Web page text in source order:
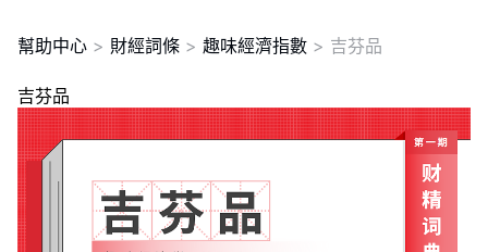
要聞
快訊
美股
港股
新股
幫助中心 > 財經詞條 > 趣味經濟指數 > 吉芬品
吉芬品